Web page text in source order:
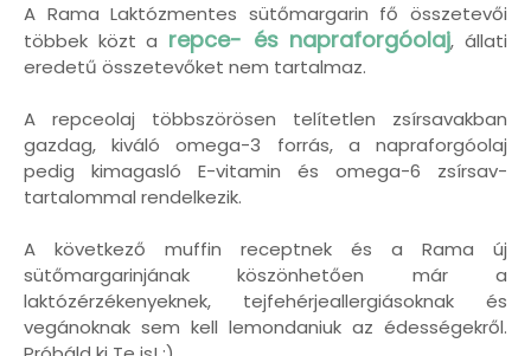
A Rama Laktózmentes sütőmargarin fő összetevői
többek közt a repce- és napraforgóolaj, állati
eredetű összetevőket nem tartalmaz.
A repceolaj többszörösen telítetlen zsírsavakban
gazdag, kiváló omega-3 forrás, a napraforgóolaj
pedig kimagasló E-vitamin és omega-6 zsírsav-
tartalommal rendelkezik.
A következő muffin receptnek és a Rama új
sütőmargarinjának köszönhetően már a
laktózérzékenyeknek, tejfehérjeallergiásoknak és
vegánoknak sem kell lemondaniuk az édességekről.